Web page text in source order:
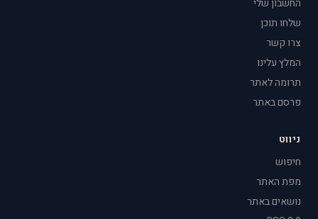
שלחו תוכן
צרו קשר
המלץ עלינו
תרומה לאתר
פרסם באתר
ניווט
חיפוש
מפת האתר
נושאים באתר